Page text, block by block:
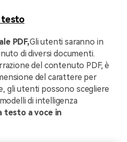
testo
PDF,Gli utenti saranno in
di diversi documenti.
del contenuto PDF, è
del carattere per
gli utenti possono scegliere
di intelligenza
testo a voce in